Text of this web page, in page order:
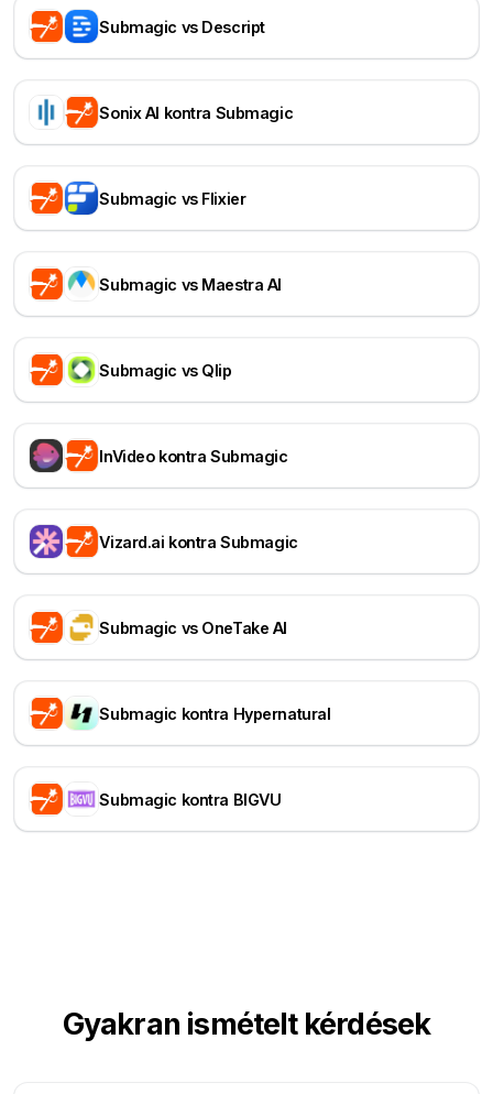
Submagic vs Descript
Sonix AI kontra Submagic
Submagic vs Flixier
Submagic vs Maestra AI
Submagic vs Qlip
InVideo kontra Submagic
Vizard.ai kontra Submagic
Submagic vs OneTake AI
Submagic kontra Hypernatural
Submagic kontra BIGVU
Gyakran ismételt kérdések